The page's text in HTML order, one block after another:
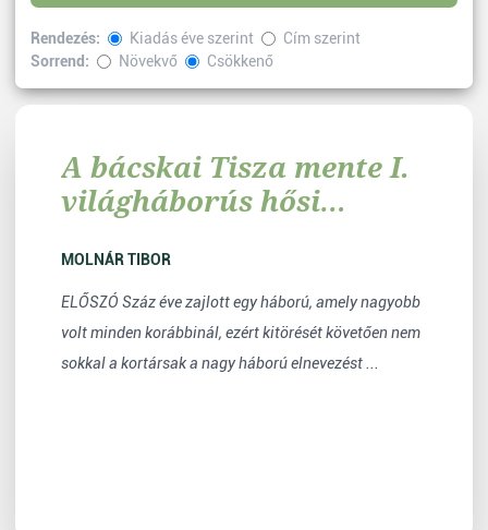
Rendezés: Kiadás éve szerint
Cím szerint
Sorrend:
Növekvő Csökkenő
Kiválasztott címke:Helytörténet
A bácskai Tisza mente I.
világháborús hősi
MOLNÁR TIBOR
ELŐSZÓ Száz éve zajlott egy háború, amely nagyobb
volt minden korábbinál, ezért kitörését követően nem
sokkal a kortársak a nagy háború elnevezést ...